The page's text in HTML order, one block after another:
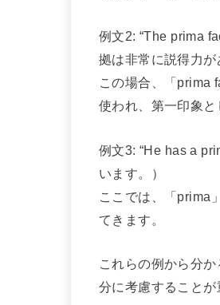
例文2: “The prima
拠は非常に説得力が
この場合、「prima
使われ、第一印象と
例文3: “He has a
います。）
ここでは、「prima
てきます。
これらの例から分
分に考慮すること